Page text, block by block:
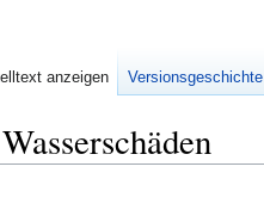
anzeigen Versionsgeschichte